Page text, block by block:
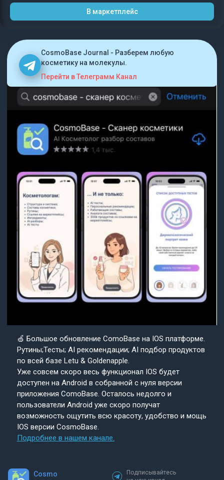
В маркетплейс
CosmoBase Journal - Разберем любую
косметику на молекулы.
Перейти в Телеграмм Канал
🍏 Большое обновление ComoBase на IOS платформе.
Рутины;Тесты; AI рекомендации; AI подбор продуктов
по всей базе Letu & Goldenapple.
Уже совсем скоро весь функционал IOS будет
доступен на Android в собранной с нуля версии
приложения ComoBase. Осталось недолго и
пользователи Android уже скоро получат
возможность ощутить всю красоту, удобство и мощь
IOS версии CosmoBase.
Подробнее в нашем канале.
Cosmo
Подписывайтесь